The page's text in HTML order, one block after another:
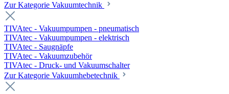
Zur Kategorie Vakuumtechnik
TIVAtec - Vakuumpumpen - pneumatisch
TIVAtec - Vakuumpumpen - elektrisch
TIVAtec - Saugnäpfe
TIVAtec - Vakuumzubehör
TIVAtec - Druck- und Vakuumschalter
Zur Kategorie Vakuumhebetechnik